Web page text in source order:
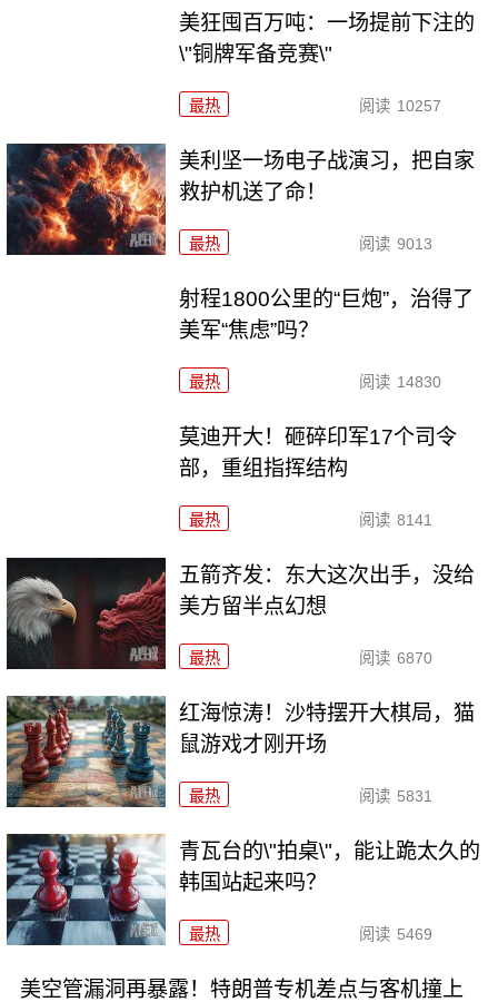
美狂囤百万吨：一场提前下注的
\"铜牌军备竞赛\"
最热 阅读 10257
美利坚一场电子战演习，把自家
救护机送了命！
最热 阅读 9013
射程1800公里的“巨炮”，治得了
美军“焦虑”吗？
最热 阅读 14830
莫迪开大！砸碎印军17个司令
部，重组指挥结构
最热 阅读 8141
五箭齐发：东大这次出手，没给
美方留半点幻想
最热 阅读 6870
红海惊涛！沙特摆开大棋局，猫
鼠游戏才刚开场
最热 阅读 5831
青瓦台的\"拍桌\"，能让跪太久的
韩国站起来吗？
最热 阅读 5469
美空管漏洞再暴露！特朗普专机差点与客机撞上